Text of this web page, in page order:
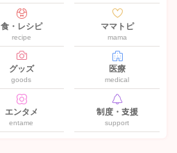
食・レシピ
recipe
ママトピ
mama
グッズ
goods
医療
medical
エンタメ
entame
制度・支援
support